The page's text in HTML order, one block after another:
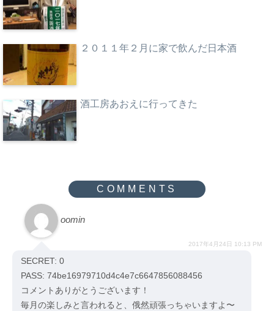
２０１１年２月に家で飲んだ日本酒
酒工房あおえに行ってきた
oomin
2017年4月24日 10:13 PM
SECRET: 0
PASS: 74be16979710d4c4e7c6647856088456
コメントありがとうございます！
毎月の楽しみと言われると、俄然頑張っちゃいますよ〜